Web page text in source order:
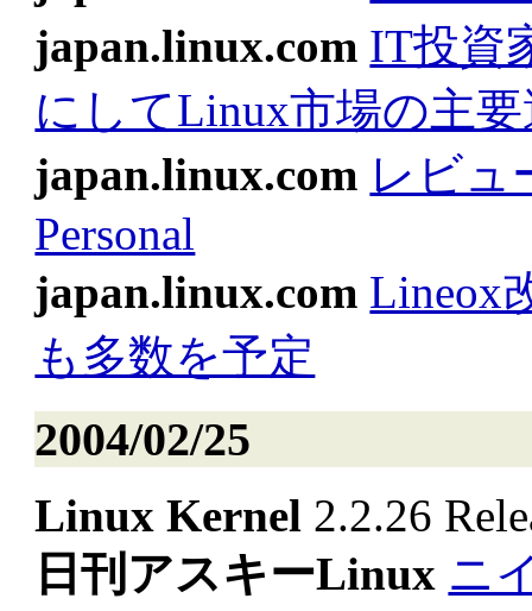
japan.linux.com IT投資
にしてLinux市場の主
japan.linux.com レビュ
Personal
japan.linux.com Lineox
も多数を予定
2004/02/25
Linux Kernel 2.2.26
日刊アスキーLinux ニ